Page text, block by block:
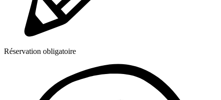
Réservation obligatoire